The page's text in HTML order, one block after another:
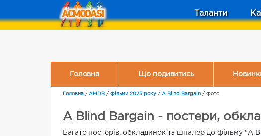
Таланти
Головна Що подивитись
Головна / AMDB / Фільми 2025 року / A Blind Bargain / Фото
A Blind Bargain - постери,
Багато постерів, обкладинок та шпалер до фільму "A